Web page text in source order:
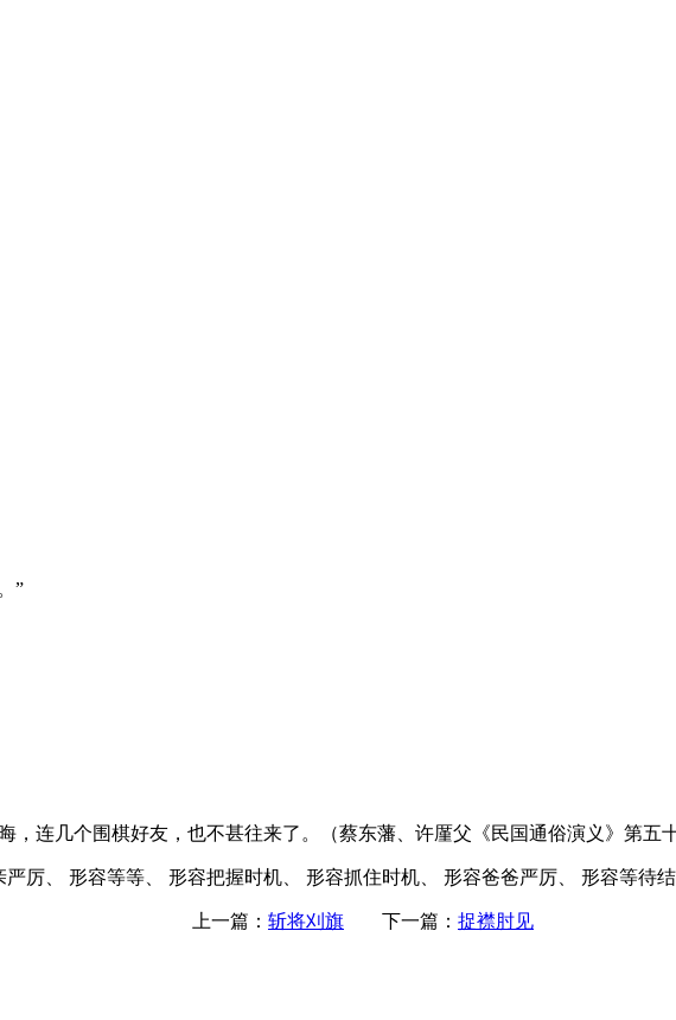
”
，连几个围棋好友，也不甚往来了。（蔡东藩、许厪父《民国通俗演义》第五十
厉、 形容等等、 形容把握时机、 形容抓住时机、 形容爸爸严厉、 形容等待
上一篇： 斩将刈旗 下一篇： 捉襟肘见